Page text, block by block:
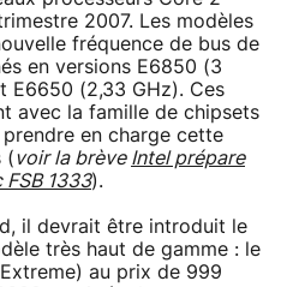
2007. Les modèles
fréquence de bus de
en versions E6850 (3
E6650 (2,33 GHz). Ces
avec la famille de chipsets
en charge cette
(voir la brève Intel prépare
1333).
il devrait être introduit le
très haut de gamme : le
au prix de 999